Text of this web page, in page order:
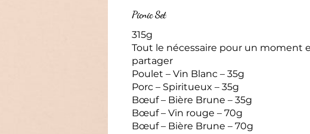
Picnic Set
315g
Tout le nécessaire pour un moment
partager
Poulet – Vin Blanc – 35g
Porc – Spiritueux – 35g
Bœuf – Bière Brune – 35g
Bœuf – Vin rouge – 70g
Bœuf – Bière Brune – 70g